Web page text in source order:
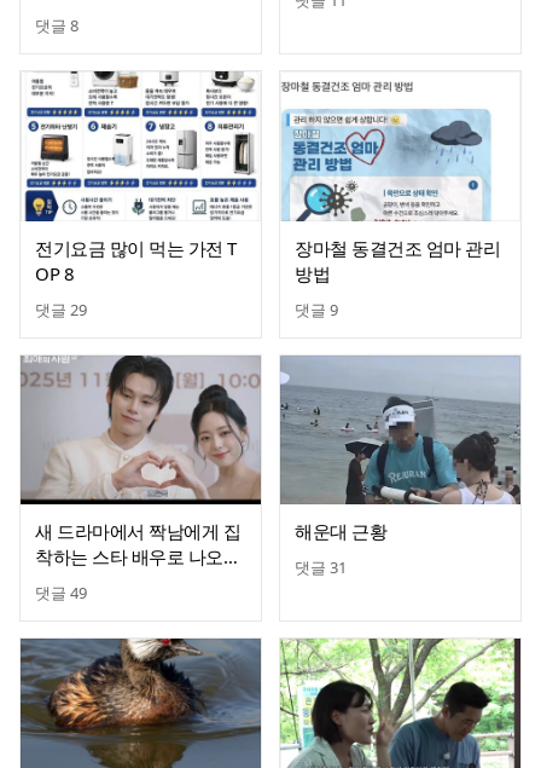
댓글 8
전기요금 많이 먹는 가전 T
OP 8
댓글 29
장마철 동결건조 엄마 관리
방법
댓글 9
새 드라마에서 짝남에게 집
착하는 스타 배우로 나오는
있지 유나
댓글 49
해운대 근황
댓글 31